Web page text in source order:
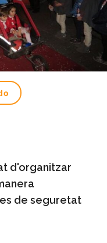
d'organitzar
de seguretat